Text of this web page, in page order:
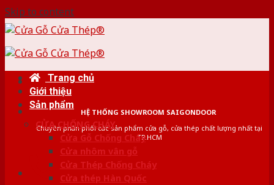
Skip to content
HỆ THỐNG SHOWROOM SAIGONDOOR
Chuyên phân phối các sản phẩm cửa gỗ, cửa thép chất lượng nhất tại
TP.HCM
Trang chủ
Giới thiệu
Sản phẩm
CỬA CHỐNG CHÁY
Cửa Gỗ Chống Cháy
Cửa nhôm vân gỗ
Cửa Thép Chống Cháy
Cửa thép Hàn Quốc